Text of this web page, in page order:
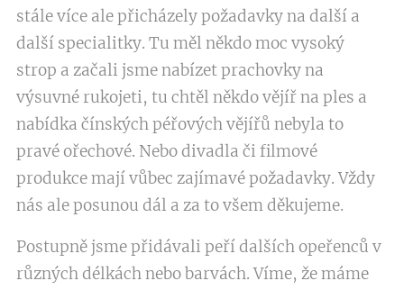
stále více ale přicházely požadavky na další a
další specialitky. Tu měl někdo moc vysoký
strop a začali jsme nabízet prachovky na
výsuvné rukojeti, tu chtěl někdo vějíř na ples a
nabídka čínských péřových vějířů nebyla to
pravé ořechové. Nebo divadla či filmové
produkce mají vůbec zajímavé požadavky. Vždy
nás ale posunou dál a za to všem děkujeme.
Postupně jsme přidávali peří dalších opeřenců v
různých délkách nebo barvách. Víme, že máme